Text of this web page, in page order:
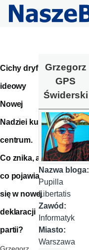
Przejdź do treści
Cichy dryf
ideowy
Nowej
Nadziei ku
centrum.
Co znika, a
co pojawia
się w nowej
deklaracji
partii?
Grzegorz
GPS
Świderski
Nazwa bloga:
Pupilla
Libertatis
Zawód:
Informatyk
Miasto:
Warszawa